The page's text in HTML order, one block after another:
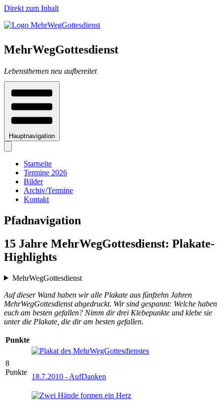
Direkt zum Inhalt
MehrWegGottesdienst
Lebensthemen neu aufbereitet
Hauptnavigation
Startseite
Termine 2026
Bilder
Archiv/Termine
Kontakt
Pfadnavigation
15 Jahre MehrWegGottesdienst: Plakate-
Highlights
MehrWegGottesdienst
Auf dieser Wand haben wir alle Plakate aus fünfzehn Jahren
MehrWegGottesdienst abgedruckt. Wir sind gespannt: Welche haben
euch am besten gefallen? Nimm dir drei Klebepunkte und klebe sie
unter die Plakate, die dir am besten gefallen.
Punkte
8
Punkte
18.7.2010 - AufDanken